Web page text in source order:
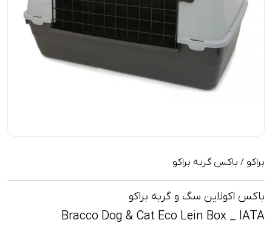
براکو / باکس گربه براکو
باکس اکولاین سگ و گربه براکو
Bracco Dog & Cat Eco Lein Box _ IATA